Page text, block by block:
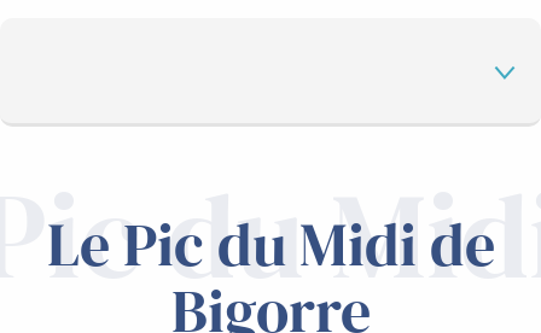
du
Le Pic du Midi de
Bigorre